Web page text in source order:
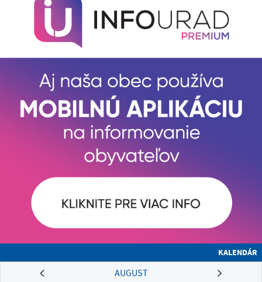
KALENDÁR
AUGUST